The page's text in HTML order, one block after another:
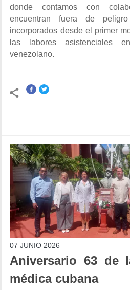
donde contamos con
encuentran fuera de
incorporados desde el primer
las labores asistenciales
venezolano.
07 JUNIO 2026
Aniversario 63 de
médica cubana